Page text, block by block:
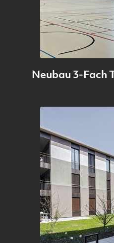
Neubau 3-Fach